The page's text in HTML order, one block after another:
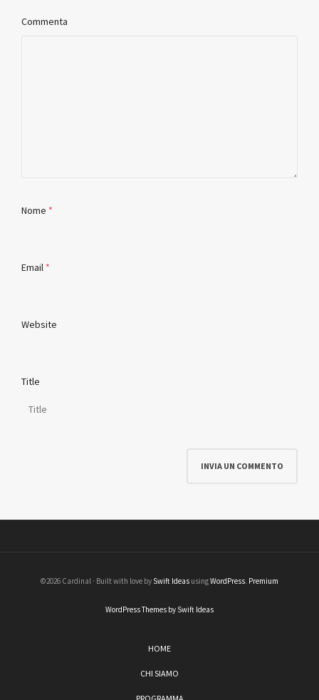
Commenta
Nome *
Email *
Website
Title
©2026 Cardinal · Built with love by Swift Ideas usingWordPress. Premium
WordPress Themes by Swift Ideas
HOME
CHI SIAMO